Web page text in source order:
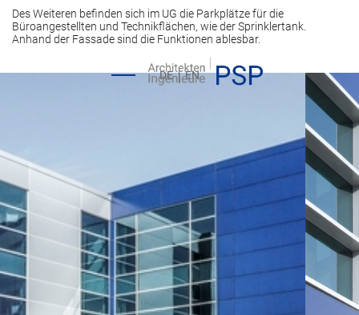
Des Weiteren befinden sich im UG die Parkplätze für die
Büroangestellten und Technikflächen, wie der Sprinklertank.
Anhand der Fassade sind die Funktionen ablesbar.
DE EN